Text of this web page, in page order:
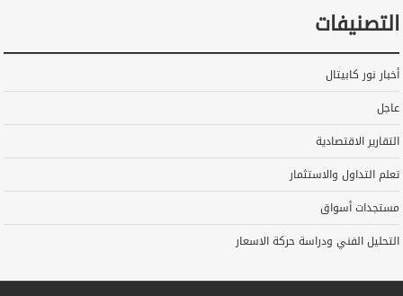
التصنيفات
أخبار نور كابيتال
عاجل
التقارير الاقتصادية
تعلم التداول والاستثمار
مستجدات أسواق
التحليل الفني ودراسة حركة الاسعار